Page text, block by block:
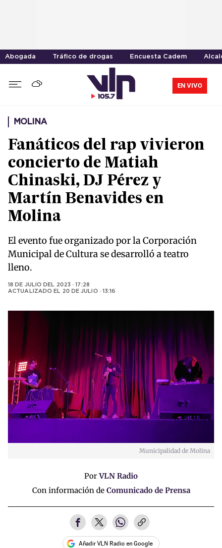
Abogada Tráfico de drogas Encuesta Cadem
EN VIVO
MOLINA
Fanáticos del rap vivieron
concierto de Matiah
Chinaski, DJ Pérez y
Martín Benavides en
Molina
El evento fue organizado por la Corporación
Municipal de Cultura se desarrolló a teatro
lleno.
18 DE JULIO DEL 2023 · 17:28
ACTUALIZADO EL 20 DE JULIO · 13:16
Municipalidad de Molina
PorVLN Radio
Con información de Comunicado de Prensa
Añadir VLN Radio en Google